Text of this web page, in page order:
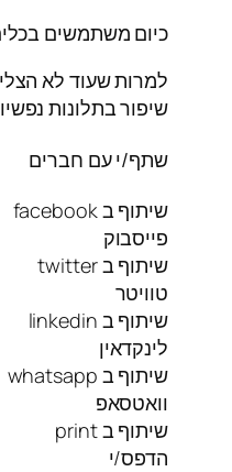
כיום משתמשים
שיפור בתלונות
שתף/י עם חברים
שיתוף ב facebook
פייסבוק
שיתוף ב twitter
טוויטר
שיתוף ב linkedin
לינקדאין
שיתוף ב whatsapp
וואטסאפ
שיתוף ב print
הדפס/י